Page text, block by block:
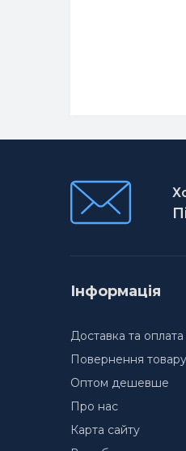
Інформація
Доставка та оплата
Повернення товару
Оптом дешевше
Про нас
Карта сайту